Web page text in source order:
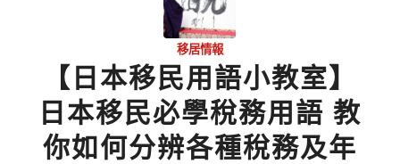
移居情報
【日本移民用語小教室】
日本移民必學稅務用語 教
你如何分辨各種稅務及年